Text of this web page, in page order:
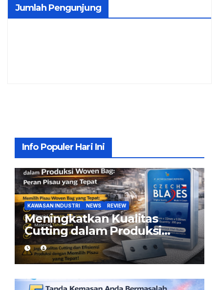
Jumlah Pengunjung
Info Populer Hari Ini
KAWASAN INDUSTRI NEWS REVIEW
Meningkatkan Kualitas
Cutting dalam Produksi
Woven Bag: Peran Pisau
yang Tepat